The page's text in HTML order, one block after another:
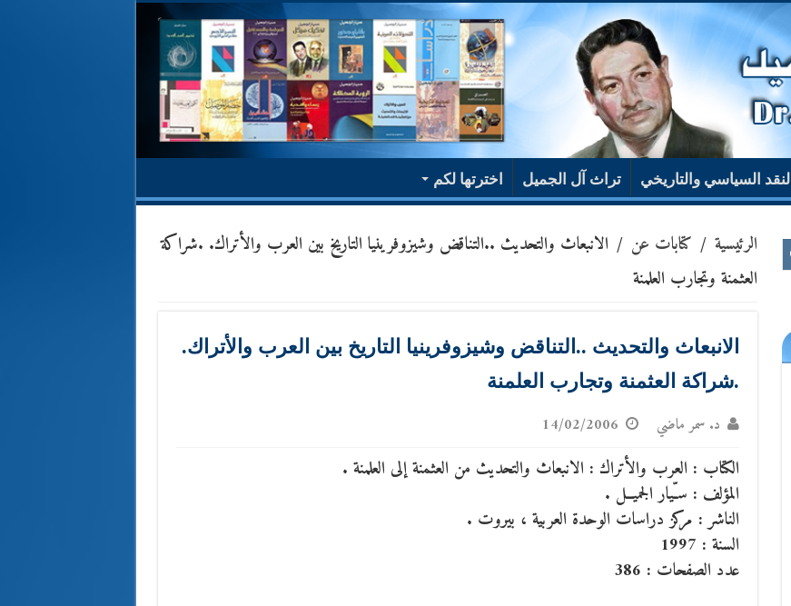
النقد السياسي والتاريخي تراث آل الجميل اخترتها لكم
الرئيسية / كتابات عن / الانبعاث والتحديث ..التناقض وشيزوفرينيا التاريخ بين العرب والأتراك. .شراكة
العثمنة وتجارب العلمنة
الانبعاث والتحديث ..التناقض وشيزوفرينيا التاريخ بين العرب والأتراك.
.شراكة العثمنة وتجارب العلمنة
د. سمر ماضي 14/02/2006
الكتاب : العرب والأتراك : الانبعاث والتحديث من العثمنة إلى العلمنة .
المؤلف : سـّيار الجميــل .
الناشر : مركز دراسات الوحدة العربية ، بيروت .
السنة : 1997
عدد الصفحات : 386